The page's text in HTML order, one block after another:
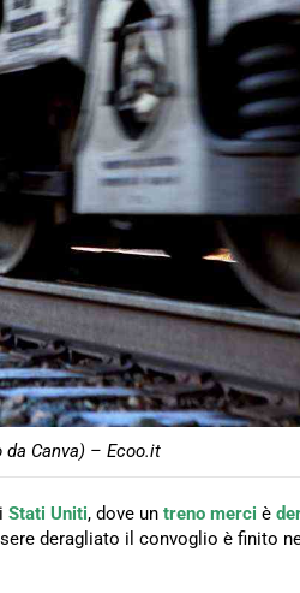
da Canva) – Ecoo.it
Stati Uniti, dove un treno merci è
deragliato il convoglio è finito